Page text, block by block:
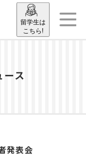
留学生は
こちら!
ース
発表会